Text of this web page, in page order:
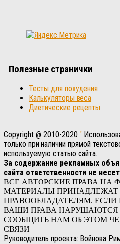
Полезные странички
Тесты для похудения
Калькуляторы веса
Диетические рецепты
Copyright @ 2010-2020 "
только при наличии прямой
используемую статью сайта.
За содержание рекламных
сайта ответственности не несет
ВСЕ АВТОРСКИЕ ПРАВА НА
МАТЕРИАЛЫ
ПРАВООБЛАДАТЕЛЯМ. ЕСЛИ
ВАШИ ПРАВА НАРУШАЮТСЯ
СООБЩИТЬ НАМ ОБ ЭТОМ
СВЯЗИ
Руководитель проекта: Войнова